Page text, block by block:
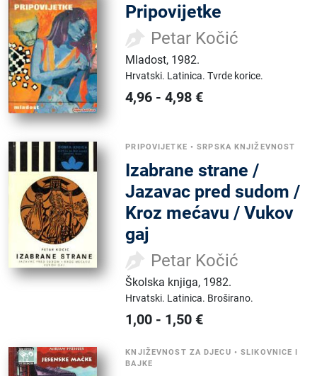
Pripovijetke
Petar Kočić
Mladost, 1982.
Hrvatski. Latinica.Tvrde korice.
4,96 -4,98 €
PRIPOVIJETKE •SRPSKA KNJIŽEVNOST
Izabrane strane /
Jazavac pred sudom /
Kroz mećavu / Vukov
gaj
Petar Kočić
Školska knjiga, 1982.
Hrvatski. Latinica. Broširano.
1,00 - 1,50 €
KNJIŽEVNOST ZA DJECU •SLIKOVNICE I
BAJKE